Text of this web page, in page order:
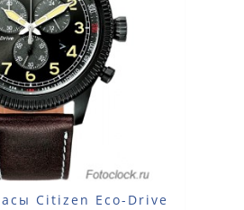
Citizen Eco-Drive